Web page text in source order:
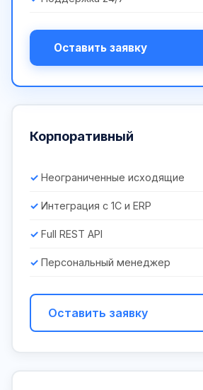
Оставить заявку
Корпоративный
Неограниченные исходящие
Интеграция с 1С и ERP
Full REST API
Персональный менеджер
Оставить заявку